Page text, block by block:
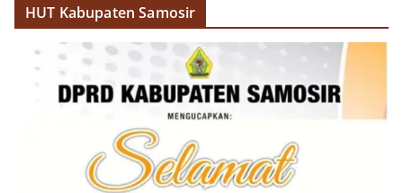
HUT Kabupaten Samosir